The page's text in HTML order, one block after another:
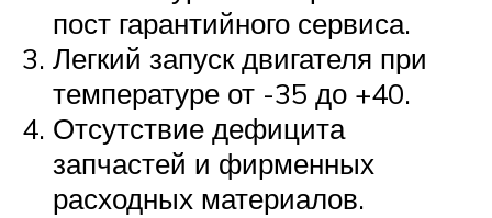
пост гарантийного сервиса.
Легкий запуск двигателя при
температуре от -35 до +40.
Отсутствие дефицита
запчастей и фирменных
расходных материалов.